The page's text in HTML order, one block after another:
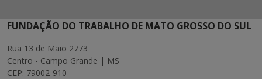
FUNDAÇÃO DO TRABALHO DE MATO GROSSO DO SUL
Rua 13 de Maio 2773
Centro - Campo Grande | MS
CEP: 79002-910